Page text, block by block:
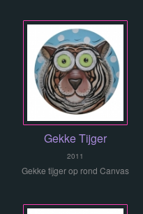
Gekke Tijger
2011
Gekke tijger op rond Canvas